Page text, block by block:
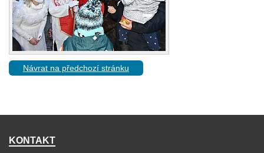
Návrat na předchozí stránku
KONTAKT